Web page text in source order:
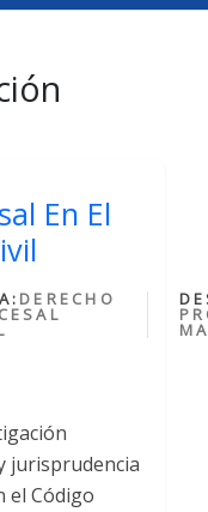
En El
DERECHO
jurisprudencia
el Código